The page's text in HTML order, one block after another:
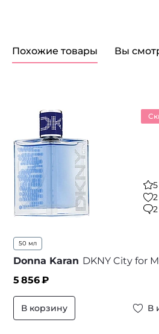
Похожие товары Вы
5
2
2
50 мл
Donna Karan DKNY City for
5 856₽
В корзину В